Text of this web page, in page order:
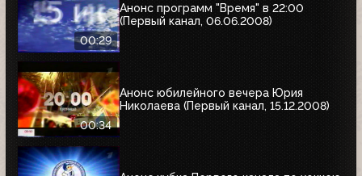
00:29
Анонс программ "Время" в 22:00
(Первый канал, 06.06.2008)
00:34
Анонс юбилейного вечера Юрия
Николаева (Первый канал, 15.12.2008)